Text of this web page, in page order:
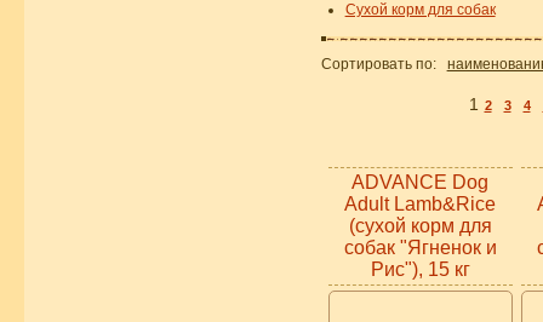
Сухой корм для собак
Сортировать по:
1 2 3 4
ADVANCE Dog
Adult Lamb&Rice
(сухой корм для
собак "Ягненок и
Рис"), 15 кг